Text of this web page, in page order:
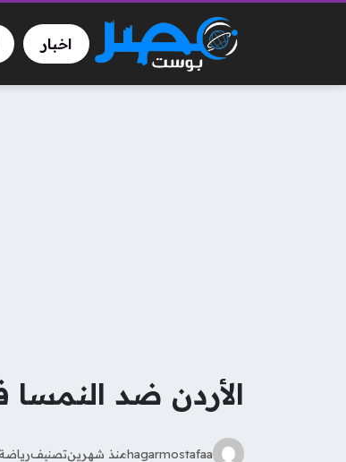
اخبار
الأردن ضد النمسا
hagarmostafaaمنذ شهرينتصنيف